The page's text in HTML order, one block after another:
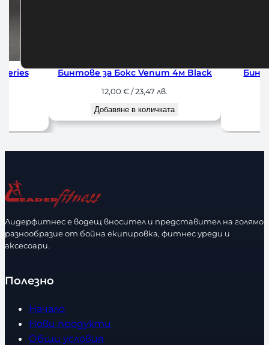
Black
Бинтове за Бокс Venum 4м
Добавяне в количката
Бинтове
Лидерфитнес е водещ вносител и представител на голямо
разнообразие от бойна екипировка, фитнес уреди и
аксесоари.
Полезно
Начало
Нови продукти
Общи условия